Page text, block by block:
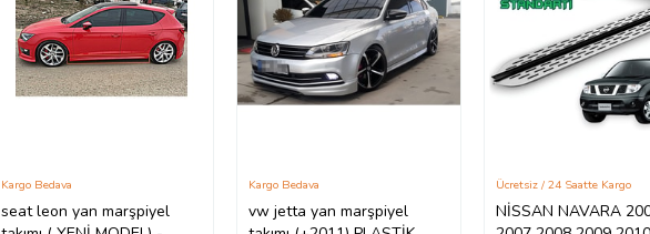
seat leon yan marşpiyel
Kargo Bedava
vw jetta yan marşpiyel
Kargo Bedava
NİSSAN NAVARA
Ücretsiz / 24 Saatte Kargo